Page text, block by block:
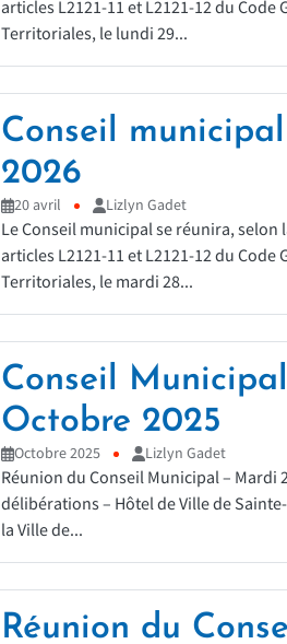
articles L2121-11 et L2121-12 du Code
Territoriales, le lundi 29...
Conseil
2026
20 avril Lizlyn Gadet
Le Conseil municipal se réunira, selon
articles L2121-11 et L2121-12 du Code
Territoriales, le mardi 28...
Conseil
Octobre 2025
Octobre 2025 Lizlyn Gadet
Réunion du Conseil Municipal – Mardi
délibérations – Hôtel de Ville de
la Ville de...
Réunion du